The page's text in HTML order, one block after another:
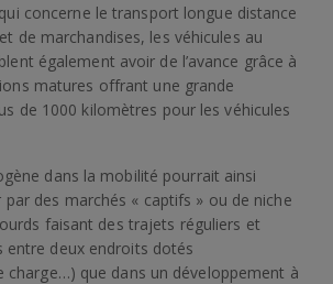
concerne le transport longue distance
de marchandises, les véhicules au
également avoir de l’avance grâce à
matures offrant une grande
de 1000 kilomètres pour les véhicules
dans la mobilité pourrait ainsi
par des marchés « captifs » ou de niche
faisant des trajets réguliers et
entre deux endroits dotés
charge…) que dans un développement à